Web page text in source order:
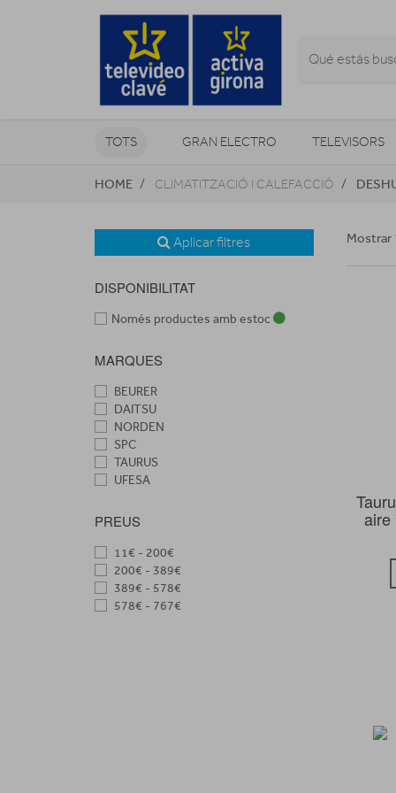
TOTS GRAN ELECTRO TELEVISORS
CLIMATITZACIÓ I CALEFACCIÓ
HOME CLIMATITZACIÓ I CALEFACCIÓ
Aplicar filtres
DISPONIBILITAT
Només productes amb estoc
MARQUES
BEURER
DAITSU
NORDEN
SPC
TAURUS
UFESA
PREUS
11€ - 200€
200€ - 389€
389€ - 578€
578€ - 767€
Mostrar
aire